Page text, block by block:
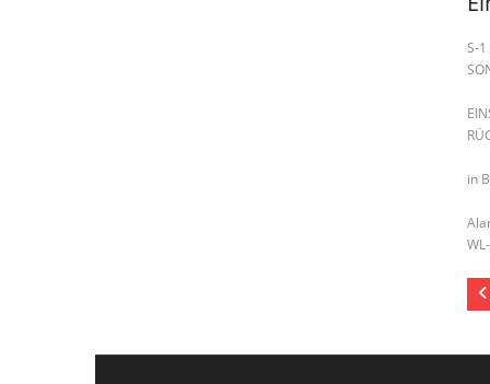
S-1
in